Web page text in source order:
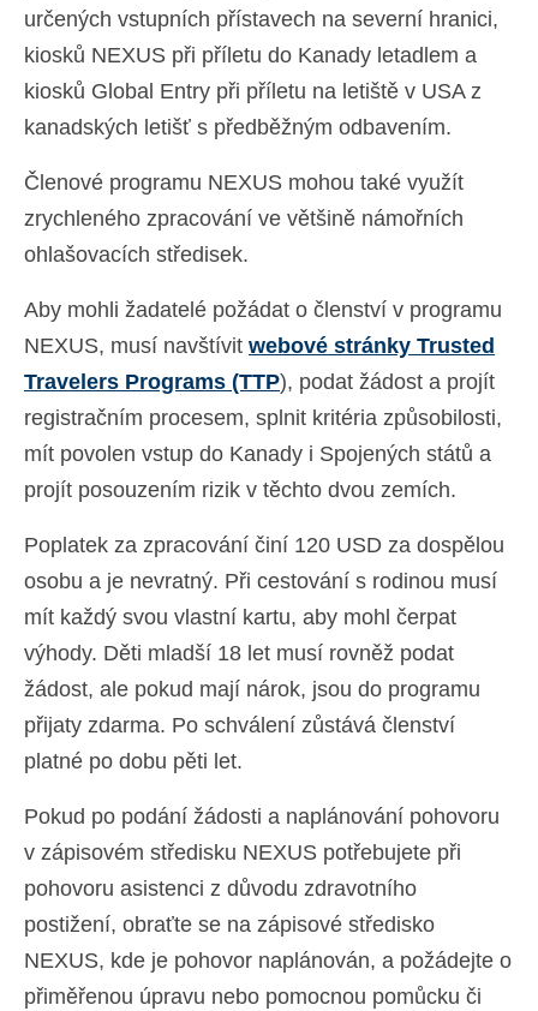
Slovenščina(Slovinština)
Español (
Svenska ( Švédský)
určených vstupních přístavech na severní hranici,
kiosků NEXUS při příletu do Kanady letadlem a
kiosků Global Entry při příletu na letiště v USA z
kanadských letišť s předběžným odbavením.
Členové programu NEXUS mohou také využít
zrychleného zpracování ve většině námořních
ohlašovacích středisek.
Aby mohli žadatelé požádat o členství v programu
NEXUS, musí navštívit webové stránky Trusted
Travelers Programs (TTP), podat žádost a projít
registračním procesem, splnit kritéria způsobilosti,
mít povolen vstup do Kanady i Spojených států a
projít posouzením rizik v těchto dvou zemích.
Poplatek za zpracování činí 120 USD za dospělou
osobu a je nevratný. Při cestování s rodinou musí
mít každý svou vlastní kartu, aby mohl čerpat
výhody. Děti mladší 18 let musí rovněž podat
žádost, ale pokud mají nárok, jsou do programu
přijaty zdarma. Po schválení zůstává členství
platné po dobu pěti let.
Pokud po podání žádosti a naplánování pohovoru
v zápisovém středisku NEXUS potřebujete při
pohovoru asistenci z důvodu zdravotního
postižení, obraťte se na zápisové středisko
NEXUS, kde je pohovor naplánován, a požádejte o
přiměřenou úpravu nebo pomocnou pomůcku či